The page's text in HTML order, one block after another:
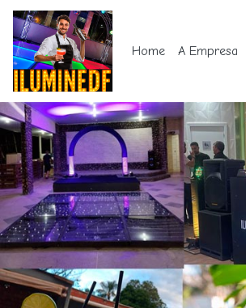
Home A Empresa